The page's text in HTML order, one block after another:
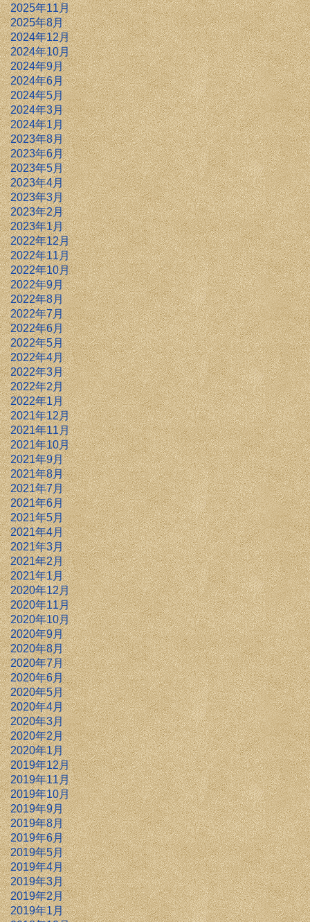
2025年11月
2025年8月
2024年12月
2024年10月
2024年9月
2024年6月
2024年5月
2024年3月
2024年1月
2023年8月
2023年6月
2023年5月
2023年4月
2023年3月
2023年2月
2023年1月
2022年12月
2022年11月
2022年10月
2022年9月
2022年8月
2022年7月
2022年6月
2022年5月
2022年4月
2022年3月
2022年2月
2022年1月
2021年12月
2021年11月
2021年10月
2021年9月
2021年8月
2021年7月
2021年6月
2021年5月
2021年4月
2021年3月
2021年2月
2021年1月
2020年12月
2020年11月
2020年10月
2020年9月
2020年8月
2020年7月
2020年6月
2020年5月
2020年4月
2020年3月
2020年2月
2020年1月
2019年12月
2019年11月
2019年10月
2019年9月
2019年8月
2019年6月
2019年5月
2019年4月
2019年3月
2019年2月
2019年1月